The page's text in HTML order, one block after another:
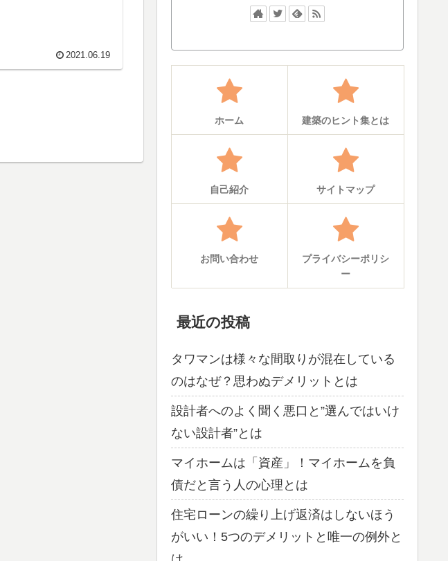
2021.06.19
ホーム 建築のヒント集とは
自己紹介 サイトマップ
お問い合わせ
プライバシーポリシ
ー
最近の投稿
タワマンは様々な間取りが混在している
のはなぜ？思わぬデメリットとは
設計者へのよく聞く悪口と”選んではいけ
ない設計者”とは
マイホームは「資産」！マイホームを負
債だと言う人の心理とは
住宅ローンの繰り上げ返済はしないほう
がいい！5つのデメリットと唯一の例外と